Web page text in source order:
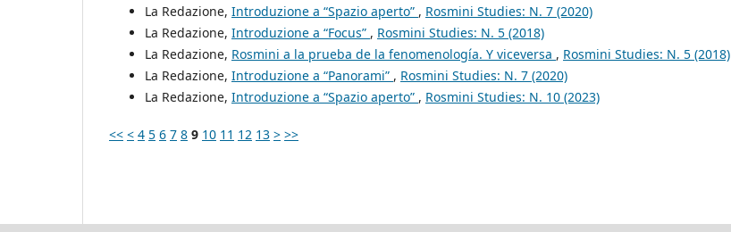
La Redazione, Introduzione a “Spazio aperto” , Rosmini Studies: N. 7 (2020)
La Redazione, Introduzione a “Focus” , Rosmini Studies: N. 5 (2018)
La Redazione, Rosmini a la prueba de la fenomenología. Y viceversa , Rosmini Studies: N. 5 (2018)
La Redazione, Introduzione a “Panorami” , Rosmini Studies: N. 7 (2020)
La Redazione, Introduzione a “Spazio aperto” , Rosmini Studies: N. 10 (2023)
<< < 4 5 6 7 8 9 10 11 12 13 > >>